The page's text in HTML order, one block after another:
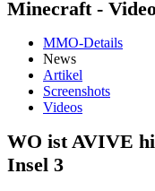
Minecraft -
MMO-Details
News
Artikel
Screenshots
Videos
WO ist AVIVE
Insel 3